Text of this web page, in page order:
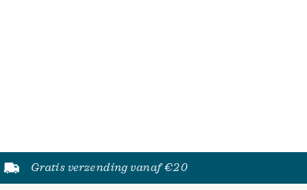
Gratis verzending vanaf €20